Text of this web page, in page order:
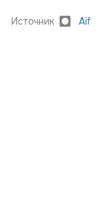
Источник Aif